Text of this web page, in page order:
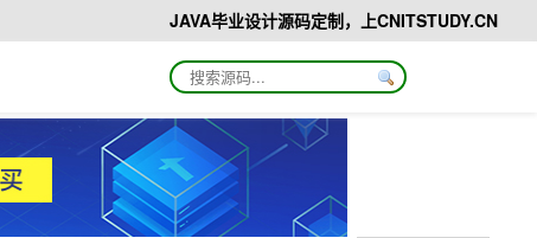
JAVA毕业设计源码定制，上CNITSTUDY.CN